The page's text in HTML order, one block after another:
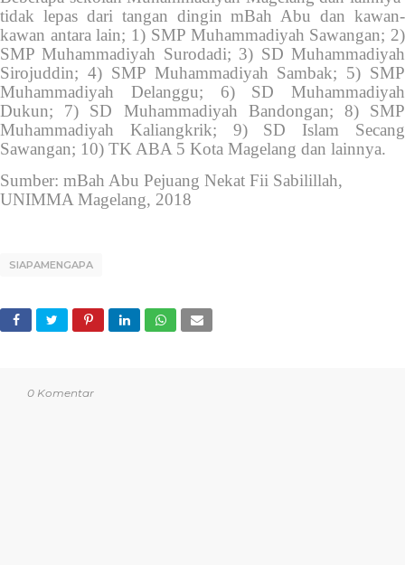
tidak lepas dari tangan dingin mBah Abu dan kawan-
kawan antara lain; 1) SMP Muhammadiyah Sawangan; 2)
SMP Muhammadiyah Surodadi; 3) SD Muhammadiyah
Sirojuddin; 4) SMP Muhammadiyah Sambak; 5) SMP
Muhammadiyah Delanggu; 6) SD Muhammadiyah
Dukun; 7) SD Muhammadiyah Bandongan; 8) SMP
Muhammadiyah Kaliangkrik; 9) SD Islam Secang
Sawangan; 10) TK ABA 5 Kota Magelang dan lainnya.
Sumber: mBah Abu Pejuang Nekat Fii Sabilillah,
UNIMMA Magelang, 2018
SIAPAMENGAPA
0 Komentar